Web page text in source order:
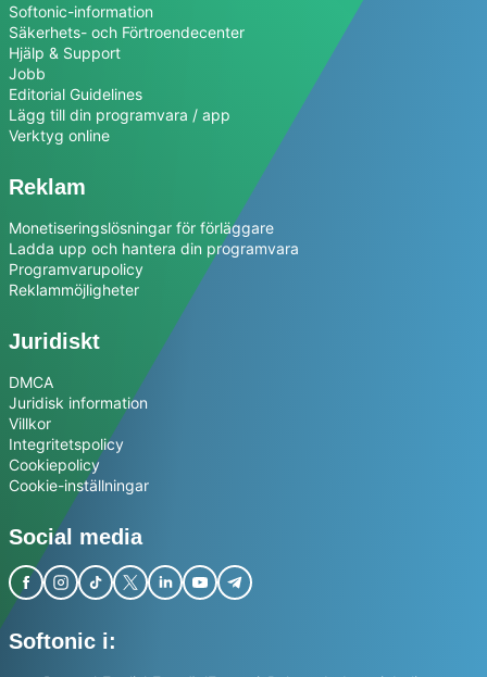
Softonic-information
Säkerhets- och Förtroendecenter
Hjälp & Support
Jobb
Editorial Guidelines
Lägg till din programvara / app
Verktyg online
Reklam
Monetiseringslösningar för förläggare
Ladda upp och hantera din programvara
Programvarupolicy
Reklammöjligheter
Juridiskt
DMCA
Juridisk information
Villkor
Integritetspolicy
Cookiepolicy
Cookie-inställningar
Social media
Softonic i: